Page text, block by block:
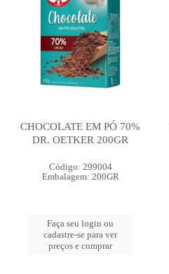
CHOCOLATE EM PÓ 70%
DR. OETKER 200GR
Código: 299004
Embalagem: 200GR
Faça seu login ou
cadastre-se para ver
preços e comprar